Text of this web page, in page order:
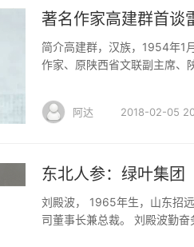
著名作家高建群首谈
简介高建群，汉族，1954年1
作家、原陕西省文联副主席、
表作长篇小说《最后一个匈奴
说《六六镇》《古道天机》《
阿达 2018-02-05
东北人参：绿叶集团
刘殿波， 1965年生，山东招
司董事长兼总裁。 刘殿波勤